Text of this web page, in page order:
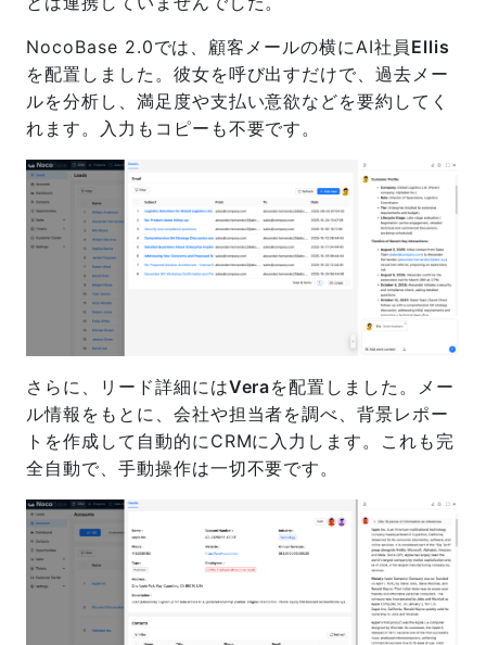
NocoBase 2.0では、顧客メールの横にAI社員 Ellis
を配置しました。彼女を呼び出すだけで、過去メー
ルを分析し、満足度や支払い意欲などを要約してく
れます。入力もコピーも不要です。
さらに、リード詳細にはVeraを配置しました。メー
ル情報をもとに、会社や担当者を調べ、背景レポー
トを作成して自動的にCRMに入力します。これも完
全自動で、手動操作は一切不要です。